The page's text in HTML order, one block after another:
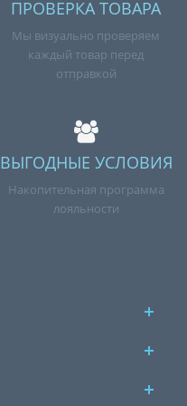
ПРОВЕРКА ТОВАРА
Мы визуально проверяем
каждый товар перед
отправкой
ВЫГОДНЫЕ УСЛОВИЯ
Накопительная программа
лояльности